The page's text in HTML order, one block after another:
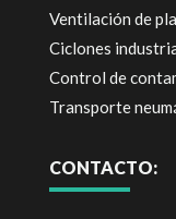
Ventilación de
Ciclones
Control de
Transporte
CONTACTO: